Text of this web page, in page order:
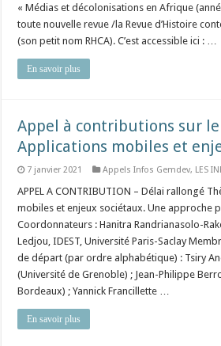
« Médias et décolonisations en Afrique
toute nouvelle revue /la Revue d’Histoire
(son petit nom RHCA). C’est accessible ici : …
En savoir plus
Appel à contributions sur le
Applications mobiles et
7 janvier 2021 Appels Infos Gemdev, LES
APPEL A CONTRIBUTION – Délai rallongé
mobiles et enjeux sociétaux. Une approche
Coordonnateurs : Hanitra Randrianasolo-
Ledjou, IDEST, Université Paris-Saclay
de départ (par ordre alphabétique) : Tsiry
(Université de Grenoble) ; Jean-Philippe
Bordeaux) ; Yannick Francillette …
En savoir plus